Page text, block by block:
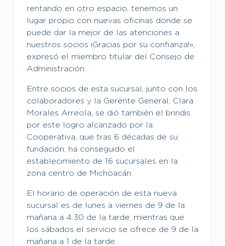
rentando en otro espacio, tenemos un
lugar propio con nuevas oficinas donde se
puede dar la mejor de las atenciones a
nuestros socios ¡Gracias por su confianza!»,
expresó el miembro titular del Consejo de
Administración.
Entre socios de esta sucursal, junto con los
colaboradores y la Gerente General, Clara
Morales Arreola, se dió también el brindis
por este logro alcanzado por la
Cooperativa, que tras 6 décadas de su
fundación, ha conseguido el
establecimiento de 16 sucursales en la
zona centro de Michoacán.
El horario de operación de esta nueva
sucursal es de lunes a viernes de 9 de la
mañana a 4:30 de la tarde, mientras que
los sábados el servicio se ofrece de 9 de la
mañana a 1 de la tarde.